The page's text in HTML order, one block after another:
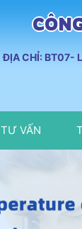
ĐỊA CHỈ: BT07-
TƯ VẤN